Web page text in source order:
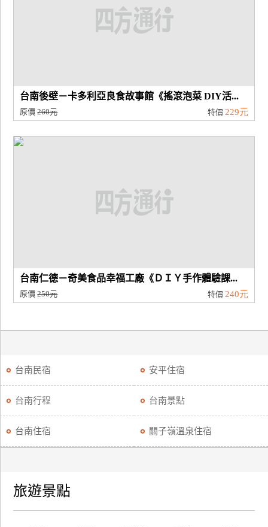
台南後壁－卡多利亞良食故事館《搖滾泡菜 DIY活...
原價260元 特價 229元
台南仁德－奇美食品幸福工廠《ＤＩＹ手作體驗課...
原價250元 特價 240元
台南民宿 安平住宿
台南行程 台南景點
台南住宿 關子嶺溫泉住宿
旅遊景點